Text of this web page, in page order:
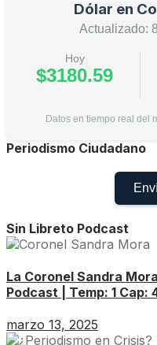
Dólar en
Actualizado:
Hoy
$3180.59
Datos en tiempo real del
Periodismo Ciudadano
Sin Libreto Podcast
La Coronel Sandra
Podcast | Temp: 1 Cap:
marzo 13, 2025